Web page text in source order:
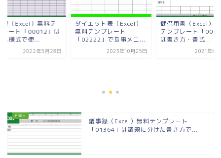
簿（Excel）無料テ
レート「00012」は
な様式で使...
2022年5月28日
ダイエット表（Excel）
無料テンプレート
「02222」で食事メニ...
2023年10月25日
鍵借用書（Excel）
テンプレート「
は書き方・書式...
2021年6
議事録（Excel）無料テンプレート
「01364」は議題に分けた書き方で...